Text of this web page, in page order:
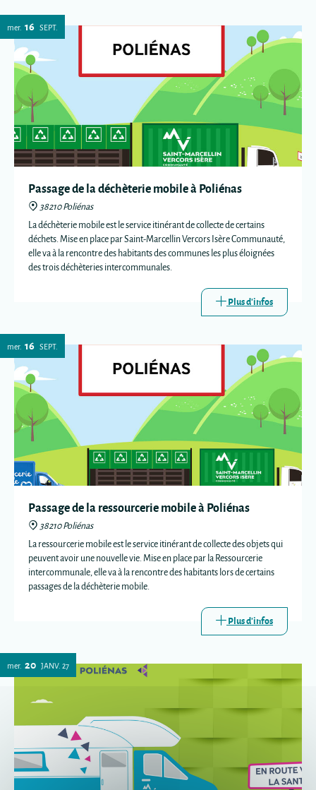
mer. 16 SEPT.
Passage de la déchèterie mobile à Poliénas
38210 Poliénas
La déchèterie mobile est le service itinérant de collecte de certains
déchets. Mise en place par Saint-Marcellin Vercors Isère Communauté,
elle va à la rencontre des habitants des communes les plus éloignées
des trois déchèteries intercommunales.
Plus d'infos
mer. 16 SEPT.
Passage de la ressourcerie mobile à Poliénas
38210 Poliénas
La ressourcerie mobile est le service itinérant de collecte des objets qui
peuvent avoir une nouvelle vie. Mise en place par la Ressourcerie
intercommunale, elle va à la rencontre des habitants lors de certains
passages de la déchèterie mobile.
Plus d'infos
mer. 20 JANV. 27